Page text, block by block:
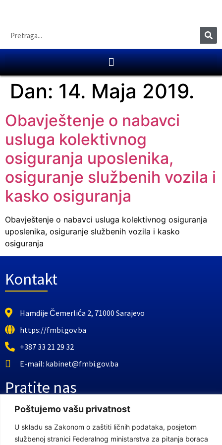
Poštujemo vašu privatnost
U skladu sa Zakonom o zaštiti ličnih podataka, posjetom
službenoj stranici Federalnog ministarstva za pitanja boraca
Dan: 14. Maja 2019.
Obavještenje o nabavci
usluga kolektivnog
osiguranja uposlenika,
osiguranje službenih vozila i
kasko osiguranja
Obavještenje o nabavci usluga kolektivnog osiguranja
uposlenika, osiguranje službenih vozila i kasko
osiguranja
Kontakt
Hamdije Čemerlića 2, 71000 Sarajevo
https://fmbi.gov.ba
+387 33 21 29 32
E-mail: kabinet@fmbi.gov.ba
Pratite nas
Youtube Kanal